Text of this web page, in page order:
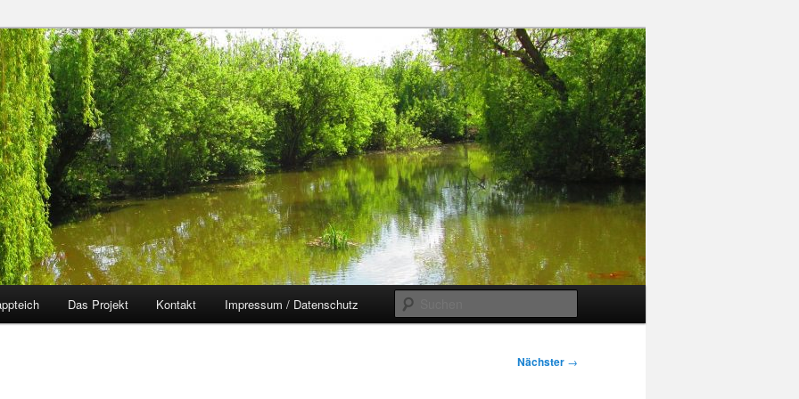
Yorckgebiet
Das Projekt Kontakt Impressum / Datenschutz
Nächster →